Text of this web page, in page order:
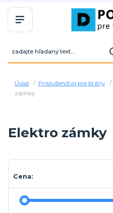
Úvod Príslušenstvo pre brány
zámky
Elektro zámky
Cena: